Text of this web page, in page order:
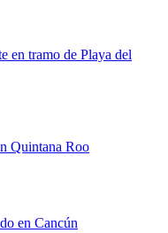
en tramo de Playa del
Quintana Roo
en Cancún